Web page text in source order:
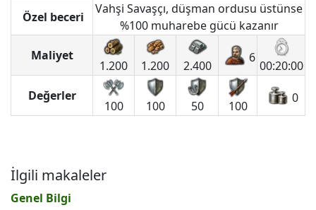
Özel beceri
Vahşi Savaşçı, düşman ordusu üstünse
%100 muharebe gücü kazanır
Maliyet
1.200 1.200 2.400
6
00:20:00
Değerler
100 100 50 100
0
İlgili makaleler
Genel Bilgi